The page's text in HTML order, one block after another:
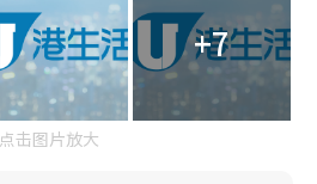
+7
点击图片放大